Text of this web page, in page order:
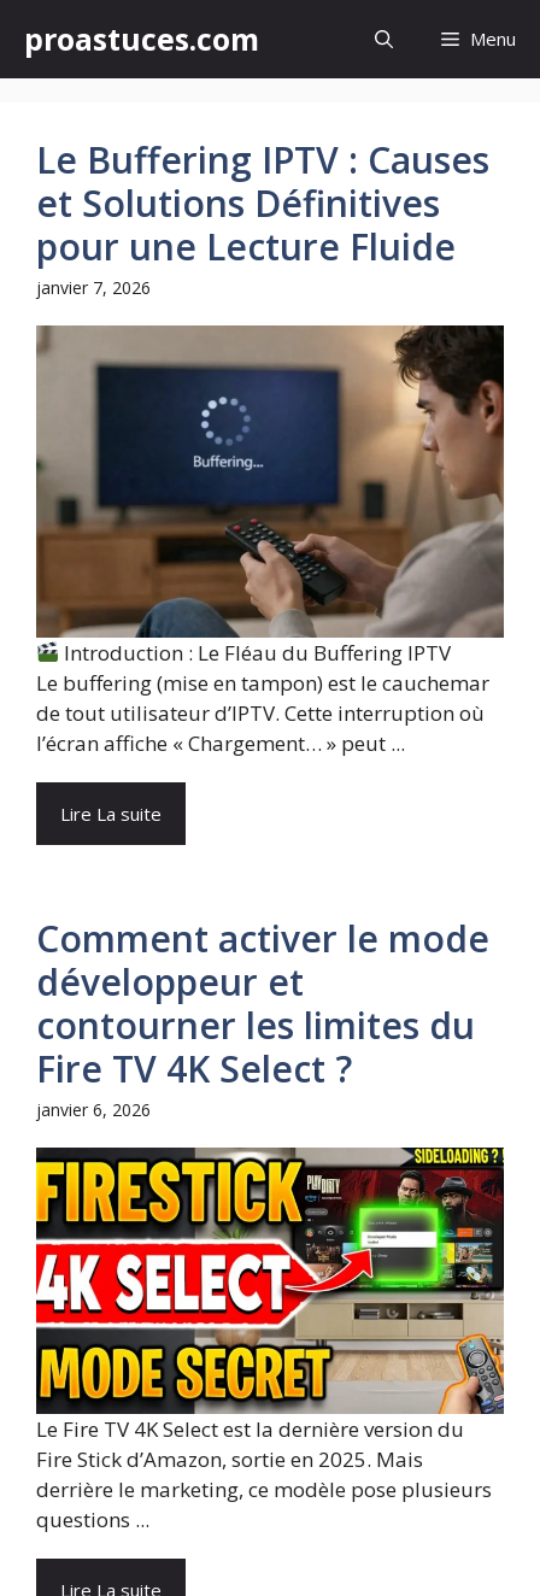
contenu
proastuces.com Menu
Le Buffering IPTV : Causes
et Solutions Définitives
pour une Lecture Fluide
janvier 7, 2026
Introduction : Le Fléau du Buffering IPTV
Le buffering (mise en tampon) est le cauchemar
de tout utilisateur d’IPTV. Cette interruption où
l’écran affiche « Chargement… » peut ...
Lire La suite
Comment activer le mode
développeur et
contourner les limites du
Fire TV 4K Select ?
janvier 6, 2026
Le Fire TV 4K Select est la dernière version du
Fire Stick d’Amazon, sortie en 2025. Mais
derrière le marketing, ce modèle pose plusieurs
questions ...
Lire La suite